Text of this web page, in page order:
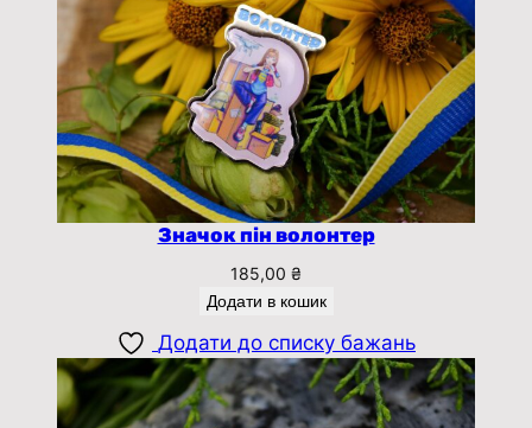
Значок пін волонтер
185,00 ₴
Додати в кошик
Додати до списку бажань